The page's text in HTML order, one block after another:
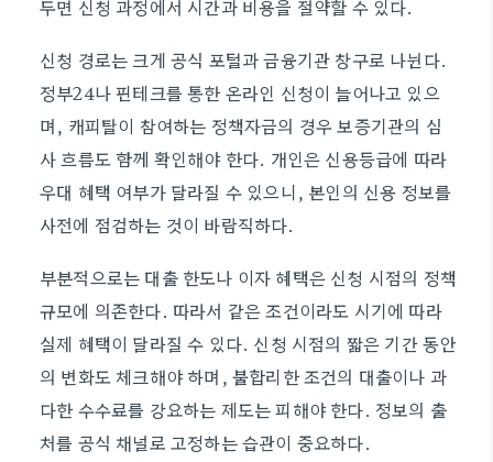
두면 신청 과정에서 시간과 비용을 절약할 수 있다.
신청 경로는 크게 공식 포털과 금융기관 창구로 나뉜다.
정부24나 핀테크를 통한 온라인 신청이 늘어나고 있으
며, 캐피탈이 참여하는 정책자금의 경우 보증기관의 심
사 흐름도 함께 확인해야 한다. 개인은 신용등급에 따라
우대 혜택 여부가 달라질 수 있으니, 본인의 신용 정보를
사전에 점검하는 것이 바람직하다.
부분적으로는 대출 한도나 이자 혜택은 신청 시점의 정책
규모에 의존한다. 따라서 같은 조건이라도 시기에 따라
실제 혜택이 달라질 수 있다. 신청 시점의 짧은 기간 동안
의 변화도 체크해야 하며, 불합리한 조건의 대출이나 과
다한 수수료를 강요하는 제도는 피해야 한다. 정보의 출
처를 공식 채널로 고정하는 습관이 중요하다.